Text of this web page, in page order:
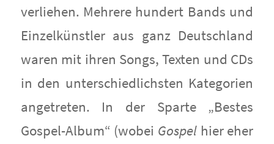
verliehen. Mehrere hundert Bands und
Einzelkünstler aus ganz Deutschland
waren mit ihren Songs, Texten und CDs
in den unterschiedlichsten Kategorien
angetreten. In der Sparte „Bestes
Gospel-Album“ (wobei Gospel hier eher